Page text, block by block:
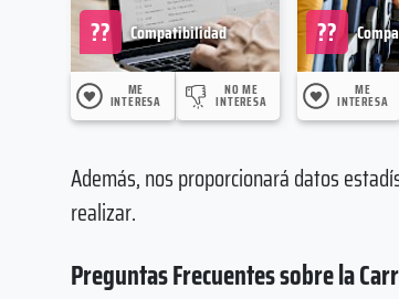
Compatibilidad
??
ME
INTERESA
NO ME
INTERESA
??
ME
INTERESA
Además, nos proporcionará datos
realizar.
Preguntas Frecuentes sobre la